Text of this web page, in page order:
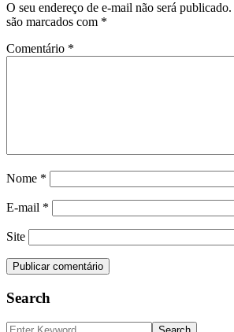
O seu endereço de e-mail não será publicado.
são marcados com *
Comentário *
Nome *
E-mail *
Site
Search